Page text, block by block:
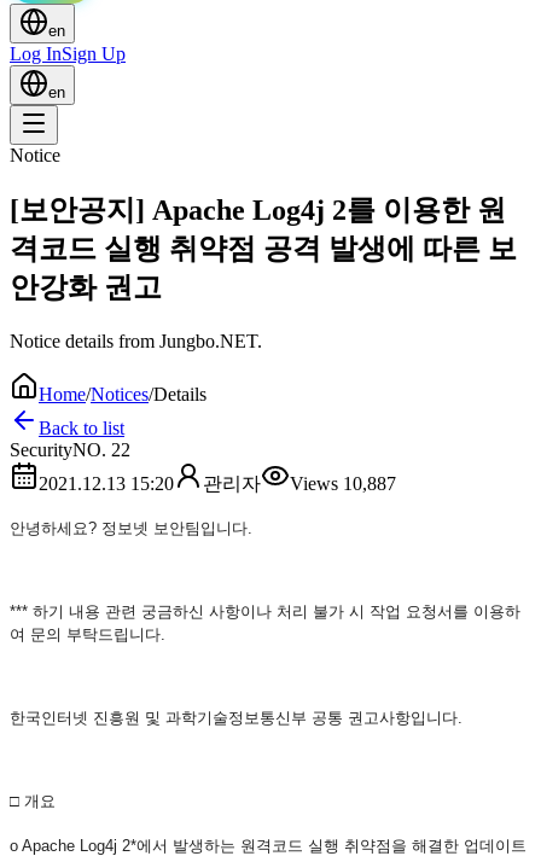
en
Log InSign Up
en
Notice
[보안공지] Apache Log4j 2를 이용한 원
격코드 실행 취약점 공격 발생에 따른 보
안강화 권고
Notice details from Jungbo.NET.
Home/Notices/Details
Back to list
SecurityNO. 22
2021.12.13 15:20
관리자 Views 10,887
안녕하세요? 정보넷 보안팀입니다.
*** 하기 내용 관련 궁금하신 사항이나 처리 불가 시 작업 요청서를 이용하
여 문의 부탁드립니다.
한국인터넷 진흥원 및 과학기술정보통신부 공통 권고사항입니다.
□ 개요
o Apache Log4j 2*에서 발생하는 원격코드 실행 취약점을 해결한 업데이트